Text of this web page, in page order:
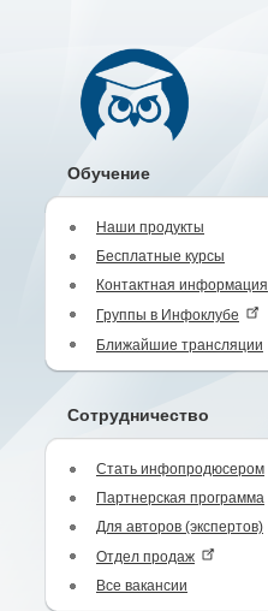
Обучение
Наши продукты
Бесплатные курсы
Контактная информация
Группы в Инфоклубе
Ближайшие трансляции
Сотрудничество
Стать инфопродюсером
Партнерская программа
Для авторов (экспертов)
Отдел продаж
Все вакансии